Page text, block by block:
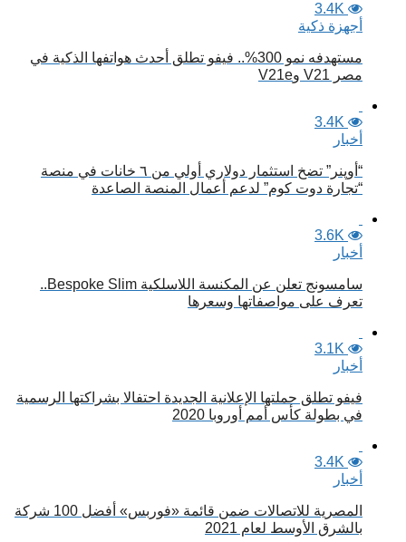
3.4K
أجهزة ذكية
مستهدفه نمو 300%.. فيفو تطلق أحدث هواتفها الذكية في
مصر V21 وV21e
3.4K
أخبار
“أوپنر” تضخ استثمار دولاري أولي من ٦ خانات في منصة
“تجارة دوت كوم” لدعم أعمال المنصة الصاعدة
3.6K
أخبار
سامسونج تعلن عن المكنسة اللاسلكية Bespoke Slim..
تعرف على مواصفاتها وسعرها
3.1K
أخبار
فيفو تطلق حملتها الإعلانية الجديدة احتفالا بشراكتها الرسمية
في بطولة كأس أمم أوروبا 2020
3.4K
أخبار
المصرية للاتصالات ضمن قائمة «فوربس» أفضل 100 شركة
بالشرق الأوسط لعام 2021